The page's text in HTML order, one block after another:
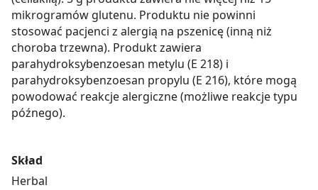
mikrogramów glutenu. Produktu nie powinni
stosować pacjenci z alergią na pszenicę (inną niż
choroba trzewna). Produkt zawiera
parahydroksybenzoesan metylu (E 218) i
parahydroksybenzoesan propylu (E 216), które mogą
powodować reakcje alergiczne (możliwe reakcje typu
późnego).
Skład
Herbal